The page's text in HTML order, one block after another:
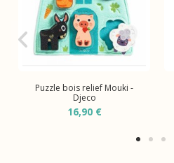
Puzzle bois relief Mouki -
Djeco
16,90 €